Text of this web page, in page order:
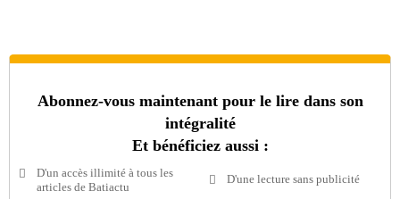
Abonnez-vous maintenant pour le lire dans son
intégralité
Et bénéficiez aussi :
D'un accès illimité à tous les
articles de Batiactu
D'une lecture sans publicité